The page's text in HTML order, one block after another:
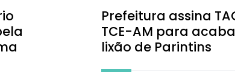
Prefeitura assina
TCE-AM para
lixão de Parintins